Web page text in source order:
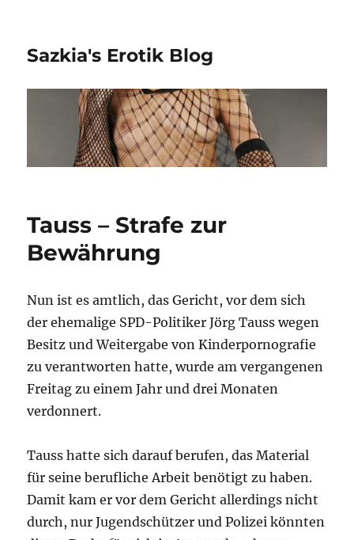
Sazkia's Erotik Blog
Tauss – Strafe zur
Bewährung
Nun ist es amtlich, das Gericht, vor dem sich
der ehemalige SPD-Politiker Jörg Tauss wegen
Besitz und Weitergabe von Kinderpornografie
zu verantworten hatte, wurde am vergangenen
Freitag zu einem Jahr und drei Monaten
verdonnert.
Tauss hatte sich darauf berufen, das Material
für seine berufliche Arbeit benötigt zu haben.
Damit kam er vor dem Gericht allerdings nicht
durch, nur Jugendschützer und Polizei könnten